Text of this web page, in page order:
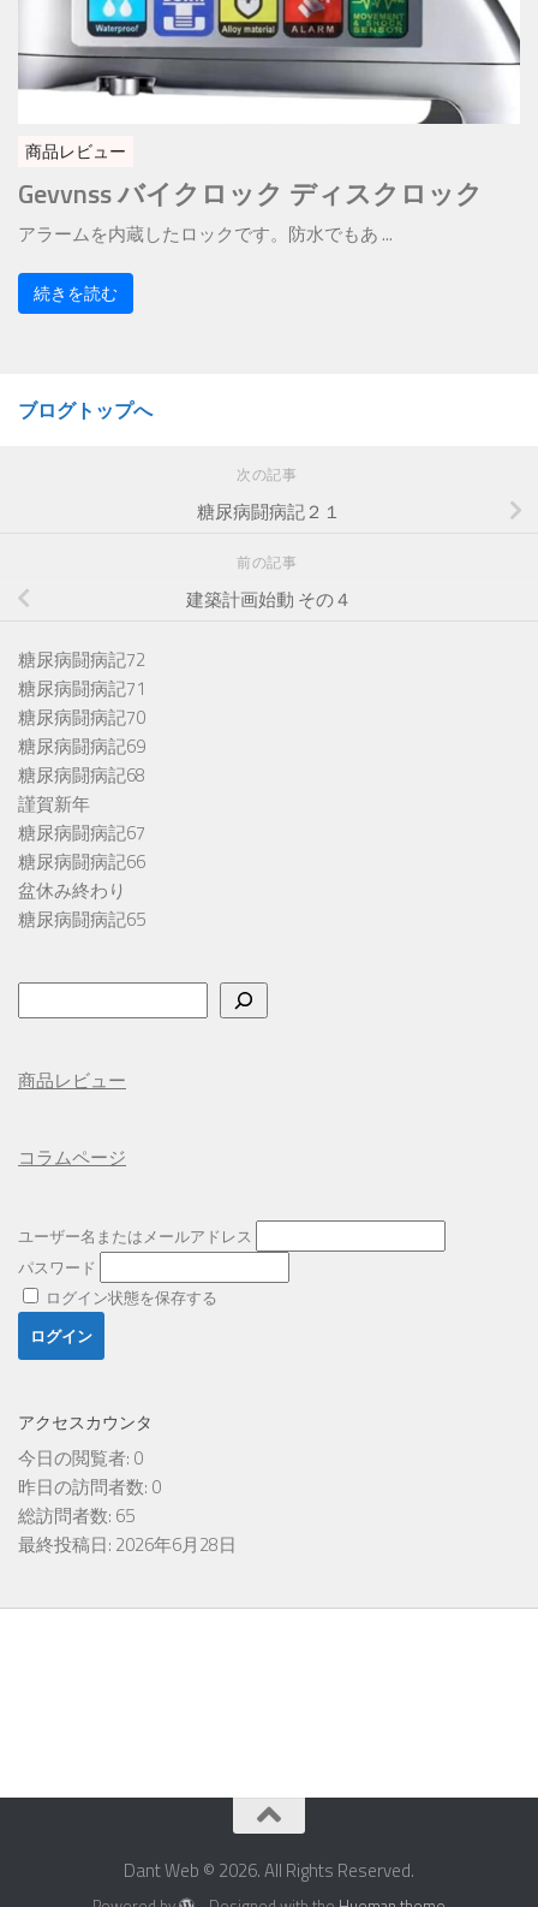
商品レビュー
Gevvnss バイクロック ディスクロック
アラームを内蔵したロックです。防水でもあ ...
続きを読む
ブログトップへ
次の記事
糖尿病闘病記２１
前の記事
建築計画始動 その４
糖尿病闘病記72
糖尿病闘病記71
糖尿病闘病記70
糖尿病闘病記69
糖尿病闘病記68
謹賀新年
糖尿病闘病記67
糖尿病闘病記66
盆休み終わり
糖尿病闘病記65
索
商品レビュー
コラムページ
ユーザー名またはメールアドレス
パスワード
ログイン状態を保存する
アクセスカウンタ
今日の閲覧者: 0
昨日の訪問者数: 0
総訪問者数: 65
最終投稿日: 2026年6月28日
Dant Web © 2026. All Rights Reserved.